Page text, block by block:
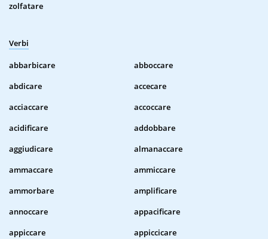
zolfatare
Verbi
abbarbicare
abboccare
abdicare
accecare
acciaccare
accoccare
acidificare
addobbare
aggiudicare
almanaccare
ammaccare
ammiccare
ammorbare
amplificare
annoccare
appacificare
appiccare
appiccicare